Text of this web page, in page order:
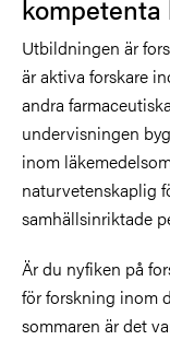
kompetenta
Utbildningen är
är aktiva forskare
andra
undervisningen
inom
naturvetenskaplig
samhällsinriktade
Är du nyfiken på
för forskning inom
sommaren är det